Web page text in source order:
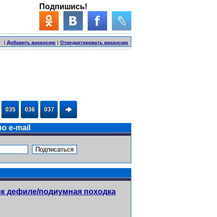
Подпишись!
| Добавить вакансию | Отредактировать вакансию
035 036 037
e-mail
дефиле/подиумная походка